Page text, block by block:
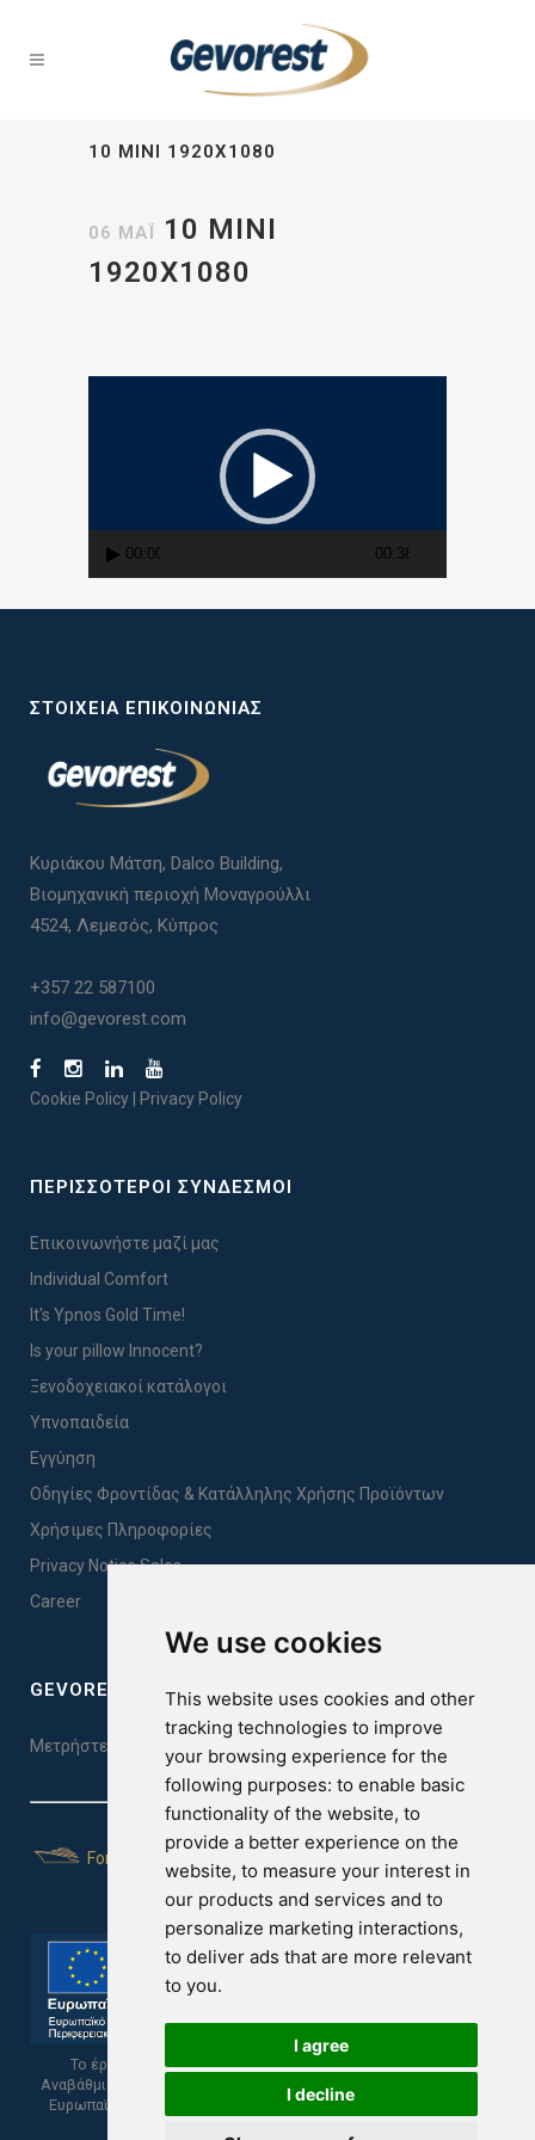
We use cookies
This website uses cookies and other
tracking technologies to improve
your browsing experience for the
following purposes: to enable basic
functionality of the website, to
provide a better experience on the
website, to measure your interest in
our products and services and to
personalize marketing interactions,
to deliver ads that are more relevant
to you.
I agree
I decline
10 MINI 1920X1080
06 ΜΆΙ
10 MINI
1920X1080
00:00 00:38
ΣΤΟΙΧΕΊΑ ΕΠΙΚΟΙΝΩΝΊΑΣ
Κυριάκου Μάτση, Dalco Building,
Βιομηχανική περιοχή Μοναγρούλλι
4524, Λεμεσός, Κύπρος
+357 22 587100
info@gevorest.com
Cookie Policy Privacy Policy
ΠΕΡΙΣΣΟΤΕΡΟΙ ΣΥΝΔΕΣΜΟΙ
Επικοινωνήστε μαζί μας
Individual Comfort
It's Ypnos Gold Time!
Is your pillow Innocent?
Ξενοδοχειακοί κατάλογοι
Υπνοπαιδεία
Εγγύηση
Οδηγίες Φροντίδας & Κατάλληλης Χρήσης Προϊόντων
Χρήσιμες Πληροφορίες
Privacy Notice Sales
Career
GEVOREST SLEEP QUALITY INDEX
Μετρήστε την ποιότητα του ύπνου σας. Κάντε το τεστ εδώ!
For Yachts
Το έργο υποβλήθηκε στα πλαίσια του Σχεδίου Ψηφιακής
Αναβάθμισης των Επιχειρήσεων και συγχρηματοδοτείται από το
Ευρωπαϊκό Ταμείο Περιφερειακής Ανάπτυξης και την Κυπριακή